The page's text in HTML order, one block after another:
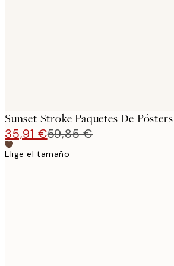
Sunset Stroke Paquetes De Pósters
35,91 €59,85 €
Elige el tamaño